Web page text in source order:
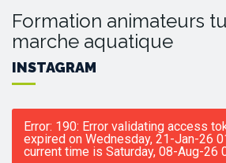
Formation animateurs
marche aquatique
INSTAGRAM
Error: 190: Error validating access
expired on Wednesday, 21-Jan-26
current time is Saturday, 08-Aug-26